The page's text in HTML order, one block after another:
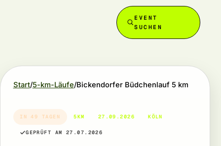
EVENT
SUCHEN
Start 5-km-Läufe Bickendorfer Büdchenlauf 5 km
IN 49 TAGEN 5KM 27.09.2026 KÖLN
GEPRÜFT AM 27.07.2026